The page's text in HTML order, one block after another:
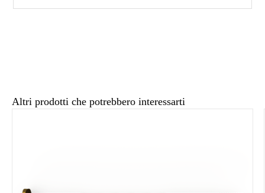
Altri prodotti che potrebbero interessarti